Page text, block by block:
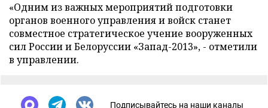
«Одним из важных мероприятий подготовки
органов военного управления и войск станет
совместное стратегическое учение вооруженных
сил России и Белоруссии «Запад-2013», - отметили
в управлении.
Подписывайтесь на наши каналы